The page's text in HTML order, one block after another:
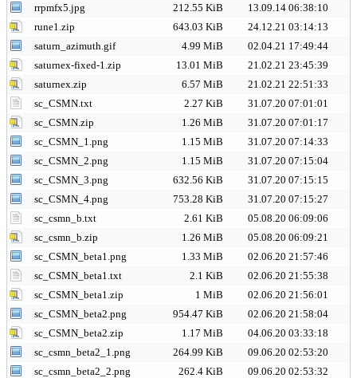
rrpmfx5.jpg
212.55 KiB
13.09.14 06:38:10
rune1.zip
643.03 KiB
24.12.21 03:14:13
saturn_azimuth.gif
4.99 MiB
02.04.21 17:49:44
saturnex-fixed-1.zip
13.01 MiB
21.02.21 23:45:39
saturnex.zip
6.57 MiB
21.02.21 22:51:33
sc_CSMN.txt
2.27 KiB
31.07.20 07:01:01
sc_CSMN.zip
1.26 MiB
31.07.20 07:01:17
sc_CSMN_1.png
1.15 MiB
31.07.20 07:14:33
sc_CSMN_2.png
1.15 MiB
31.07.20 07:15:04
sc_CSMN_3.png
632.56 KiB
31.07.20 07:15:15
sc_CSMN_4.png
753.28 KiB
31.07.20 07:15:27
sc_csmn_b.txt
2.61 KiB
05.08.20 06:09:06
sc_csmn_b.zip
1.26 MiB
05.08.20 06:09:21
sc_CSMN_beta1.png
1.33 MiB
02.06.20 21:57:46
sc_CSMN_beta1.txt
2.1 KiB
02.06.20 21:55:38
sc_CSMN_beta1.zip
1 MiB
02.06.20 21:56:01
sc_CSMN_beta2.png
954.47 KiB
02.06.20 21:58:04
sc_CSMN_beta2.zip
1.17 MiB
04.06.20 03:33:18
sc_csmn_beta2_1.png
264.99 KiB
09.06.20 02:53:20
sc_csmn_beta2_2.png
262.4 KiB
09.06.20 02:53:32